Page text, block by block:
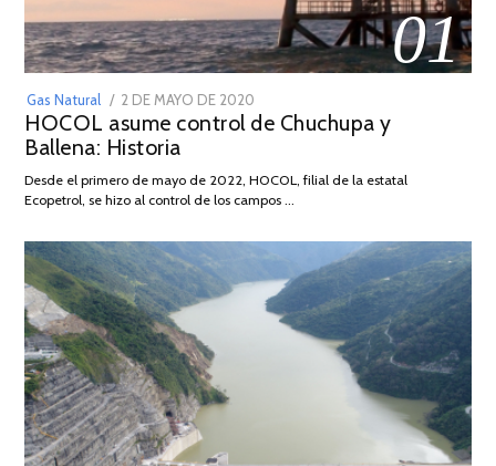
01
Gas Natural
POSTED
ON
2 DE MAYO DE 2020
DE
2026
HOCOL asume control de Chuchupa y
Ballena: Historia
Desde el primero de mayo de 2022, HOCOL, filial de la estatal
Ecopetrol, se hizo al control de los campos …